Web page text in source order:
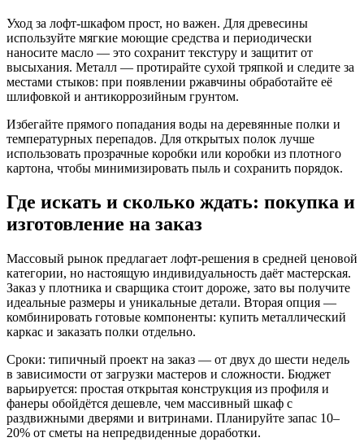
Уход за лофт-шкафом прост, но важен. Для древесины
используйте мягкие моющие средства и периодически
наносите масло — это сохранит текстуру и защитит от
высыхания. Металл — протирайте сухой тряпкой и следите за
местами стыков: при появлении ржавчины обработайте её
шлифовкой и антикоррозийным грунтом.
Избегайте прямого попадания воды на деревянные полки и
температурных перепадов. Для открытых полок лучше
использовать прозрачные коробки или коробки из плотного
картона, чтобы минимизировать пыль и сохранить порядок.
Где искать и сколько ждать: покупка и
изготовление на заказ
Массовый рынок предлагает лофт-решения в средней ценовой
категории, но настоящую индивидуальность даёт мастерская.
Заказ у плотника и сварщика стоит дороже, зато вы получите
идеальные размеры и уникальные детали. Вторая опция —
комбинировать готовые компоненты: купить металлический
каркас и заказать полки отдельно.
Сроки: типичный проект на заказ — от двух до шести недель
в зависимости от загрузки мастеров и сложности. Бюджет
варьируется: простая открытая конструкция из профиля и
фанеры обойдётся дешевле, чем массивный шкаф с
раздвижными дверями и витринами. Планируйте запас 10–
20% от сметы на непредвиденные доработки.